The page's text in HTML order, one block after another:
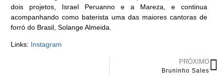
dois projetos, Israel Peruanno e a Mareza, e continua
acompanhando como baterista uma das maiores cantoras de
forró do Brasil, Solange Almeida.
Links: Instagram
PRÓXIMO
Bruninho Sales